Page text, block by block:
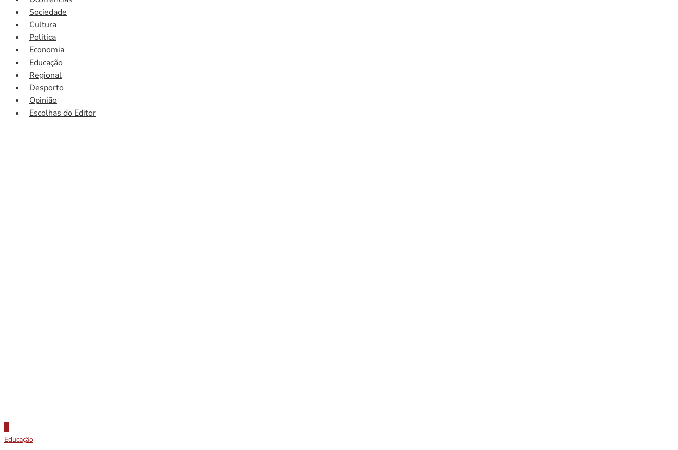
Sociedade
Cultura
Política
Economia
Educação
Regional
Desporto
Opinião
Escolhas do Editor
Educação